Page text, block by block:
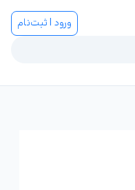
ورود | ثبت‌نام